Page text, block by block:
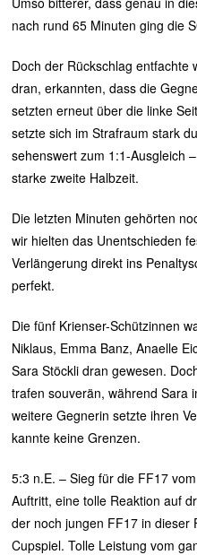
nach rund 65 Minuten ging die
Doch der Rückschlag entfachte
dran, erkannten, dass die
setzten erneut über die linke
setzte sich im Strafraum stark
sehenswert zum 1:1-Ausgleich
starke zweite Halbzeit.
Die letzten Minuten gehörten
wir hielten das Unentschieden
Verlängerung direkt ins
perfekt.
Die fünf Krienser-Schützinnen
Niklaus, Emma Banz, Anaelle
Sara Stöckli dran gewesen.
trafen souverän, während Sara
weitere Gegnerin setzte ihren
kannte keine Grenzen.
5:3 n.E. – Sieg für die FF17
Auftritt, eine tolle Reaktion auf
der noch jungen FF17 in dieser
Cupspiel. Tolle Leistung vom